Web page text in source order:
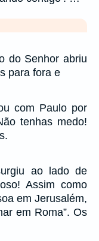
do Senhor abriu
para fora e
com Paulo por
tenhas medo!
ao lado de
Assim como
em Jerusalém,
em Roma”. Os